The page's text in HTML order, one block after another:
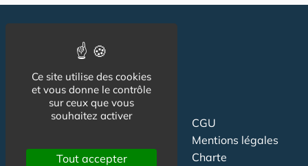
Suivez-nous
CGU
Mentions légales
Charte
Ce site utilise des cookies
et vous donne le contrôle
sur ceux que vous
souhaitez activer
Tout accepter